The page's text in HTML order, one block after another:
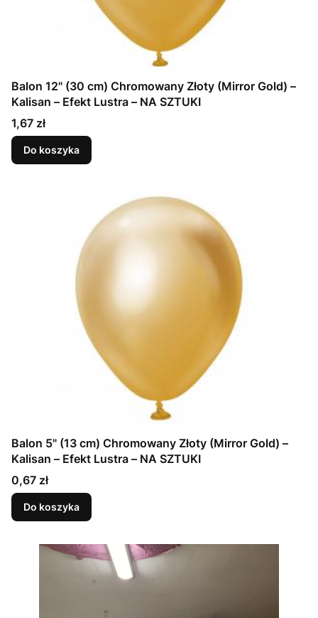
Balon 12" (30 cm) Chromowany Złoty (Mirror Gold) –
Kalisan – Efekt Lustra – NA SZTUKI
Cena
1,67 zł
Do koszyka
Balon 5" (13 cm) Chromowany Złoty (Mirror Gold) –
Kalisan – Efekt Lustra – NA SZTUKI
Cena
0,67 zł
Do koszyka